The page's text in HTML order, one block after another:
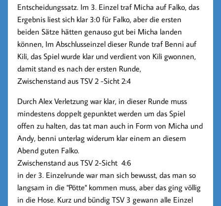
Entscheidungssatz. Im 3. Einzel traf Micha auf Falko, das
Ergebnis liest sich klar 3:0 für Falko, aber die ersten
beiden Sätze hätten genauso gut bei Micha landen
können, Im Abschlusseinzel dieser Runde traf Benni auf
Kili, das Spiel wurde klar und verdient von Kili gwonnen,
damit stand es nach der ersten Runde,
Zwischenstand aus TSV 2 -Sicht 2:4
Durch Alex Verletzung war klar, in dieser Runde muss
mindestens doppelt gepunktet werden um das Spiel
offen zu halten, das tat man auch in Form von Micha und
Andy, benni unterlag widerum klar einem an diesem
Abend guten Falko.
Zwischenstand aus TSV 2-Sicht 4:6
in der 3. Einzelrunde war man sich bewusst, das man so
langsam in die "Pötte" kommen muss, aber das ging völlig
in die Hose. Kurz und bündig TSV 3 gewann alle Einzel